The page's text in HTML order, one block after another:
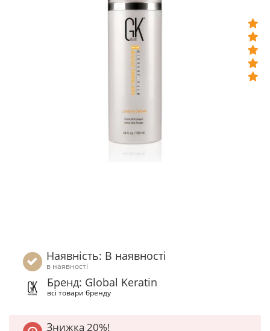
Наявність: В наявності
в наявності
Бренд: Global Keratin
всі товари бренду
Знижка 20%!